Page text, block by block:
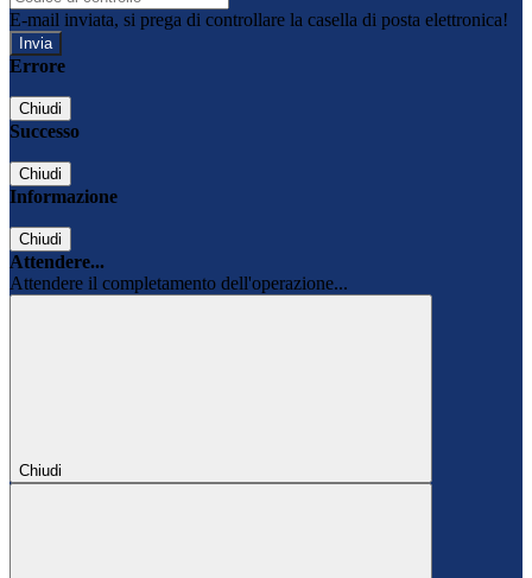
E-mail inviata, si prega di controllare la casella di posta elettronica!
Errore
Chiudi
Successo
Chiudi
Informazione
Chiudi
Attendere...
Attendere il completamento dell'operazione...
Chiudi